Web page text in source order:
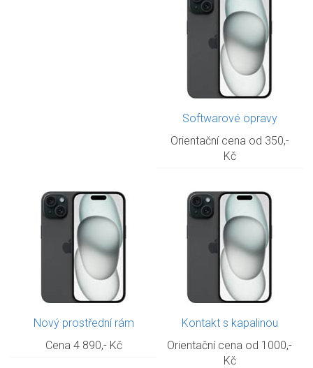
Softwarové opravy
Orientační cena od 350,-
Kč
Nový prostřední rám
Cena 4 890,- Kč
Kontakt s kapalinou
Orientační cena od 1000,-
Kč